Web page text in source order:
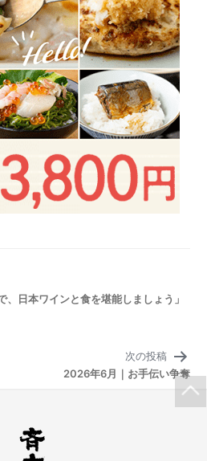
、日本ワインと食を堪能しましょう」
次の投稿
2026年6月｜お手伝い争奪